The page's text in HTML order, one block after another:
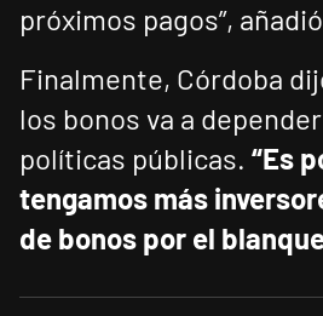
próximos pagos”,
Finalmente, Córdoba
los bonos va a
políticas públicas. “Es
tengamos más
de bonos por el